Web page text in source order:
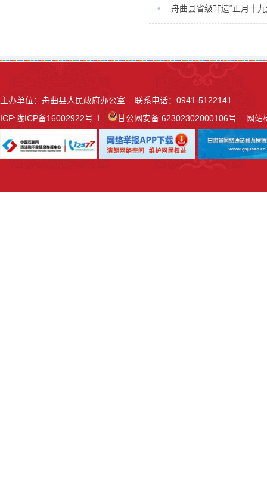
• 舟曲县省级非遗“正月十
主办单位：舟曲县人民政府办公室 联系电话：0941-5122141
ICP:陇ICP备16002922号-1 甘公网安备 62302302000106号网站